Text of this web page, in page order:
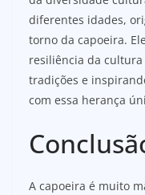
diferentes idades,
torno da capoeira.
resiliência da
tradições e
com essa herança
A capoeira é muito